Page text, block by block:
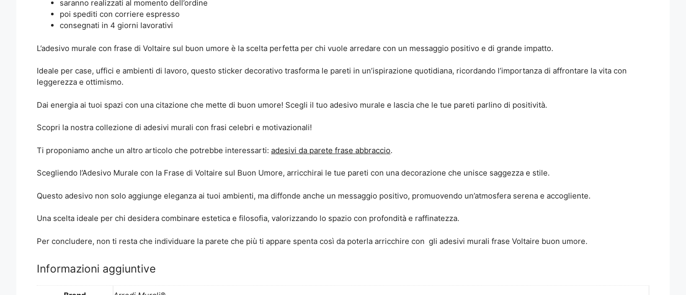
saranno realizzati al momento dell’ordine
poi spediti con corriere espresso
consegnati in 4 giorni lavorativi
L’adesivo murale con frase di Voltaire sul buon umore è la scelta perfetta per chi vuole arredare con un messaggio positivo e di grande impatto.
Ideale per case, uffici e ambienti di lavoro, questo sticker decorativo trasforma le pareti in un’ispirazione quotidiana, ricordando l’importanza di affrontare la vita con
leggerezza e ottimismo.
Dai energia ai tuoi spazi con una citazione che mette di buon umore! Scegli il tuo adesivo murale e lascia che le tue pareti parlino di positività.
Scopri la nostra collezione di adesivi murali con frasi celebri e motivazionali!
Ti proponiamo anche un altro articolo che potrebbe interessarti: adesivi da parete frase abbraccio.
Scegliendo l’Adesivo Murale con la Frase di Voltaire sul Buon Umore, arricchirai le tue pareti con una decorazione che unisce saggezza e stile.
Questo adesivo non solo aggiunge eleganza ai tuoi ambienti, ma diffonde anche un messaggio positivo, promuovendo un’atmosfera serena e accogliente.
Una scelta ideale per chi desidera combinare estetica e filosofia, valorizzando lo spazio con profondità e raffinatezza.
Per concludere, non ti resta che individuare la parete che più ti appare spenta così da poterla arricchire con gli adesivi murali frase Voltaire buon umore.
Informazioni aggiuntive